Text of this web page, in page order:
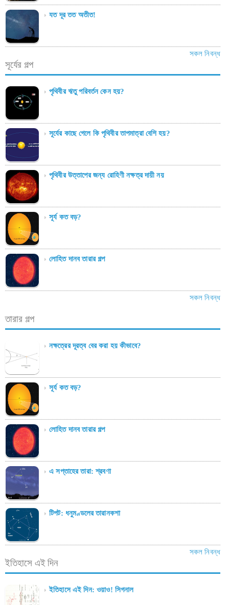
যত দূর তত অতীত!
সকল নিবন্ধ
সূর্যের গল্প
পৃথিবীর ঋতু পরিবর্তন কেন হয়?
সূর্যের কাছে গেলে কি পৃথিবীর তাপমাত্রা বেশি হয়?
পৃথিবীর উত্তাপের জন্য রোহিণী নক্ষত্র দায়ী নয়
সূর্য কত বড়?
লোহিত দানব তারার গল্প
সকল নিবন্ধ
তারার গল্প
নক্ষত্রের দূরত্ব বের করা হয় কীভাবে?
সূর্য কত বড়?
লোহিত দানব তারার গল্প
এ সপ্তাহের তারা: শ্রবণা
টিপট: ধনুমণ্ডলের তারানকশা
সকল নিবন্ধ
ইতিহাসে এই দিন
ইতিহাসে এই দিন: ওয়াও! সিগনাল